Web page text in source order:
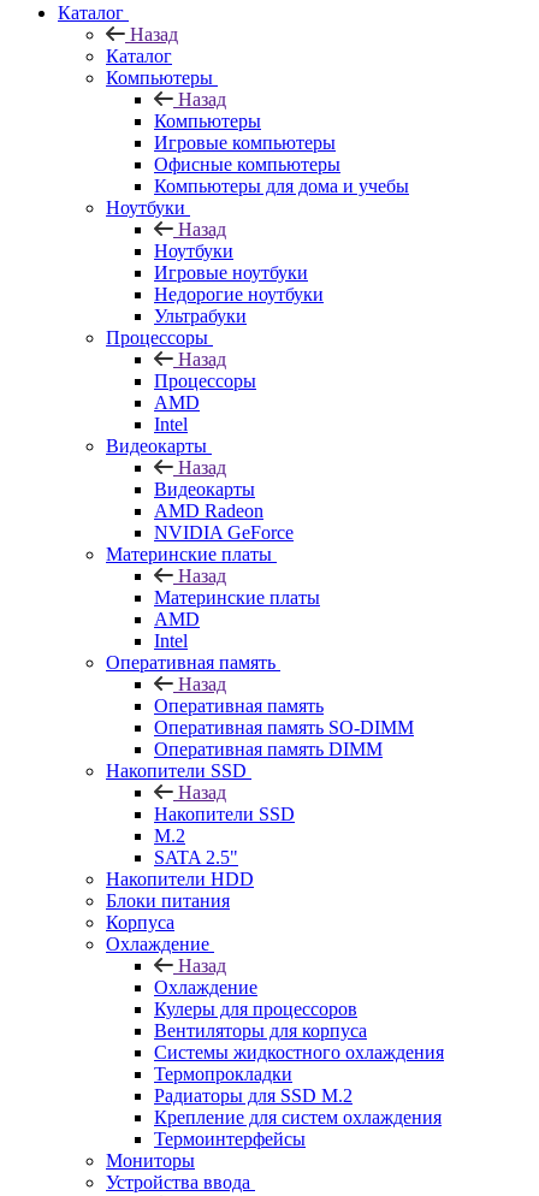
Каталог
Назад
Каталог
Компьютеры
Назад
Компьютеры
Игровые компьютеры
Офисные компьютеры
Компьютеры для дома и учебы
Ноутбуки
Назад
Ноутбуки
Игровые ноутбуки
Недорогие ноутбуки
Ультрабуки
Процессоры
Назад
Процессоры
AMD
Intel
Видеокарты
Назад
Видеокарты
AMD Radeon
NVIDIA GeForce
Материнские платы
Назад
Материнские платы
AMD
Intel
Оперативная память
Назад
Оперативная память
Оперативная память SO-DIMM
Оперативная память DIMM
Накопители SSD
Назад
Накопители SSD
M.2
SATA 2.5"
Накопители HDD
Блоки питания
Корпуса
Охлаждение
Назад
Охлаждение
Кулеры для процессоров
Вентиляторы для корпуса
Системы жидкостного охлаждения
Термопрокладки
Радиаторы для SSD M.2
Крепление для систем охлаждения
Термоинтерфейсы
Мониторы
Устройства ввода